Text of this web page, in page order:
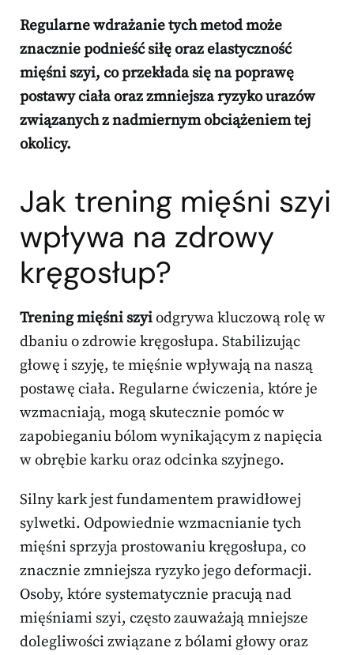
Regularne wdrażanie tych metod może
znacznie podnieść siłę oraz elastyczność
mięśni szyi, co przekłada się na poprawę
postawy ciała oraz zmniejsza ryzyko urazów
związanych z nadmiernym obciążeniem tej
okolicy.
Jak trening mięśni szyi
wpływa na zdrowy
kręgosłup?
Trening mięśni szyiodgrywa kluczową rolę w
dbaniu o zdrowie kręgosłupa. Stabilizując
głowę i szyję, te mięśnie wpływają na naszą
postawę ciała. Regularne ćwiczenia, które je
wzmacniają, mogą skutecznie pomóc w
zapobieganiu bólom wynikającym z napięcia
w obrębie karku oraz odcinka szyjnego.
Silny kark jest fundamentem prawidłowej
sylwetki. Odpowiednie wzmacnianie tych
mięśni sprzyja prostowaniu kręgosłupa, co
znacznie zmniejsza ryzyko jego deformacji.
Osoby, które systematycznie pracują nad
mięśniami szyi, często zauważają mniejsze
dolegliwości związane z bólami głowy oraz